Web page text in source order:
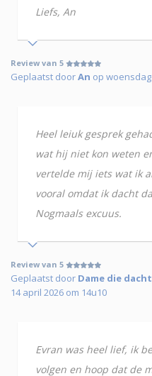
Liefs, An
Review van 5
Geplaatst doorAn op
Heel leiuk gesprek
wat hij niet kon weten
vertelde mij iets wat ik
vooral omdat ik dacht
Nogmaals excuus.
Review van 5
Geplaatst door Dame die
14 april 2026 om 14u10
Evran was heel lief, ik
volgen en hoop dat de